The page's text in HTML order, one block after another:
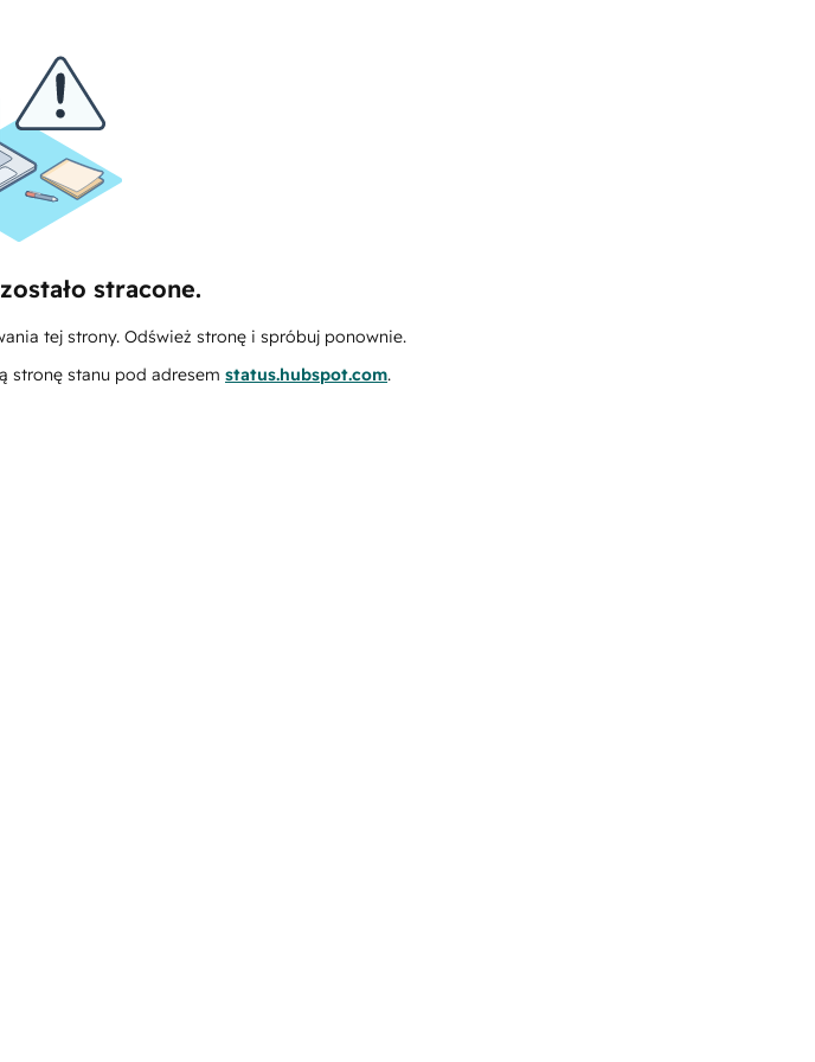
stracone.
tej strony. Odśwież stronę i spróbuj ponownie.
stronę stanu pod adresem status.hubspot.com.